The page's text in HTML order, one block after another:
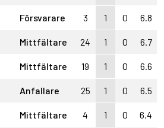
Försvarare 3 1 0 6.8
Mittfältare 24 1 0 6.7
Mittfältare 19 1 0 6.6
Anfallare 25 1 0 6.5
Mittfältare 4 1 0 6.4